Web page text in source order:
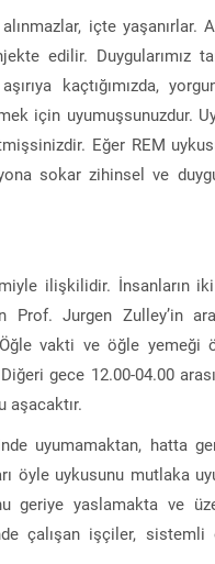
içte
edilir. Duygularımız
kaçtığımızda,
için uyumuşsunuzdur.
Eğer REM
sokar zihinsel ve
ilişkilidir. İnsanların
Prof. Jurgen Zulley’in
vakti ve öğle yemeği
gece 12.00-04.00
aşacaktır.
uyumamaktan, hatta
öyle uykusunu mutlaka
geriye yaslamakta ve
çalışan işçiler,